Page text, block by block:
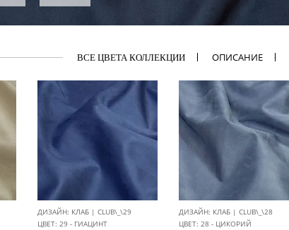
ВСЕ ЦВЕТА КОЛЛЕКЦИИ ОПИСАНИЕ
ДИЗАЙН: КЛАБ | CLUB\_\29
ЦВЕТ: 29 - ГИАЦИНТ
ДИЗАЙН: КЛАБ | CLUB\_\28
ЦВЕТ: 28 - ЦИКОРИЙ